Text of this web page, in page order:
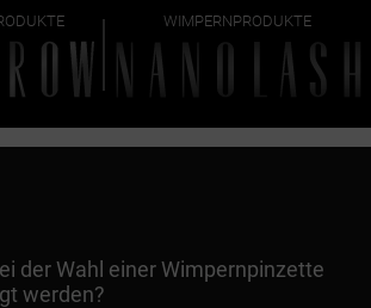
WIMPERNPRODUKTE
der Wahl einer Wimpernpinzette
werden?